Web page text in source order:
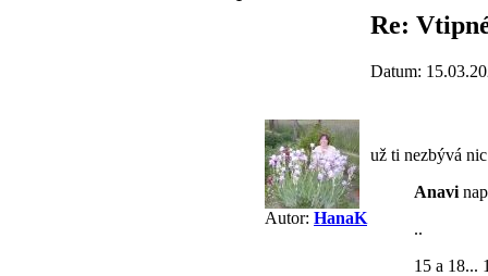
Autor: HanaK
Re:
Datum:
už ti nezbývá
Anavi
..
15 a 18...